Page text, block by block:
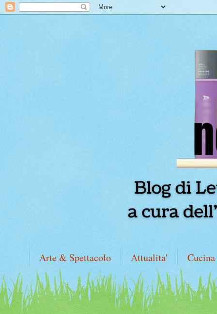
Arte & Spettacolo Attualita' Cucina